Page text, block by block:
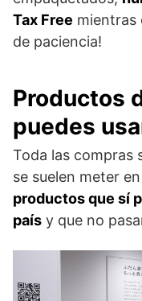
Tax Free mientras
de paciencia!
Productos
puedes
Toda las compras
se suelen meter
productos que sí
país y que no